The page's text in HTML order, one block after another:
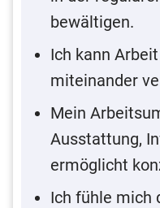
bewältigen.
Ich kann
miteinander
Mein
Ausstattung,
ermöglicht
Ich fühle mich